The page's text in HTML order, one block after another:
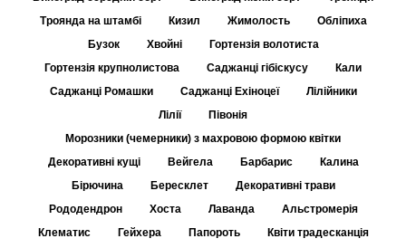
Троянда на штамбі
Кизил Жимолость
Обліпиха
Бузок
Хвойні
Гортензія волотиста
Гортензія крупнолистова
Саджанці гібіскусу
Кали
Саджанці Ромашки
Саджанці Ехіноцеї
Лілійники
Лілії
Півонія
Морозники (чемерники) з махровою формою квітки
Декоративні кущі
Вейгела Барбарис
Калина
Бірючина
Бересклет
Декоративні трави
Рододендрон
Хоста Лаванда
Альстромерія
Клематис
Гейхера Папороть
Квіти традесканція